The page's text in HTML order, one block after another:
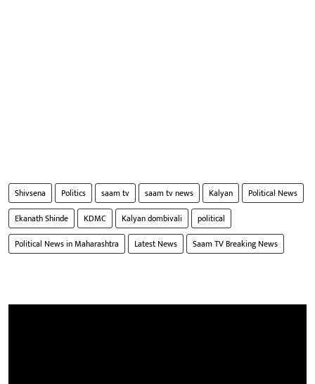
Shivsena Politics saam tv saam tv news Kalyan
Political News
Ekanath Shinde
KDMC Kalyan dombivali
political
Political News in Maharashtra
Latest News Saam TV Breaking News